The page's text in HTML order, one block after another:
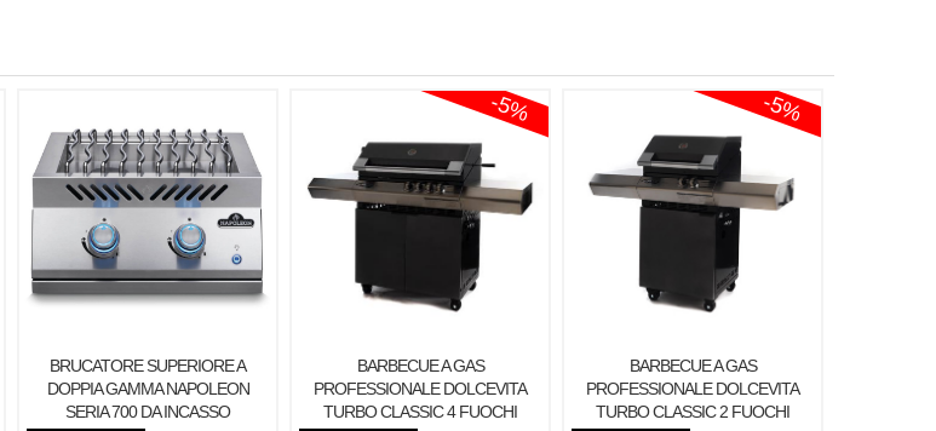
BRUCATORE SUPERIORE A
DOPPIA GAMMA NAPOLEON
SERIA 700 DA INCASSO
-5%
BARBECUE A GAS
PROFESSIONALE DOLCEVITA
TURBO CLASSIC 4 FUOCHI
-5%
BARBECUE A GAS
PROFESSIONALE DOLCEVITA
TURBO CLASSIC 2 FUOCHI